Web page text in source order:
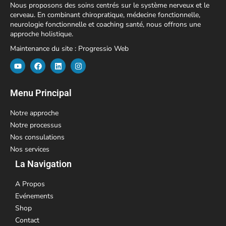
Nous proposons des soins centrés sur le système nerveux et le
cerveau. En combinant chiropratique, médecine fonctionnelle,
neurologie fonctionnelle et coaching santé, nous offrons une
approche holistique.
Maintenance du site : Progressio Web
Menu Principal
Notre approche
Notre processus
Nos consulations
Nos services
La Navigation
A Propos
Evénements
Shop
Contact